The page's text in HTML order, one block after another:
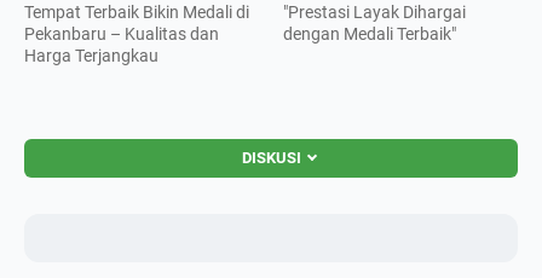
Tempat Terbaik Bikin Medali di
Pekanbaru – Kualitas dan
Harga Terjangkau
"Prestasi Layak Dihargai
dengan Medali Terbaik"
DISKUSI